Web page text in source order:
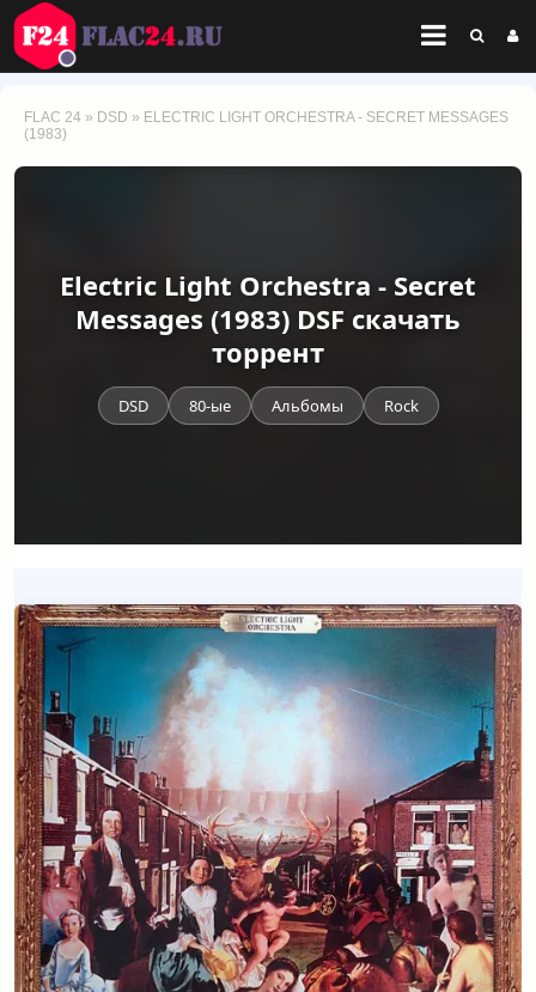
FLAC 24 » DSD » ELECTRIC LIGHT ORCHESTRA - SECRET MESSAGES
(1983)
Electric Light Orchestra - Secret
Messages (1983) DSF скачать
торрент
DSD 80-ые Альбомы Rock